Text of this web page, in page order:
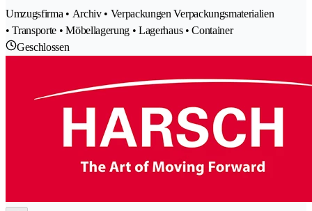
Umzugsfirma • Archiv • Verpackungen Verpackungsmaterialien
• Transporte • Möbellagerung • Lagerhaus • Container
Geschlossen